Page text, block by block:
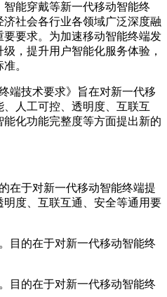
能穿戴等新一代移动智能终
社会各行业各领域广泛深度融
要求。为加速移动智能终端发
，提升用户智能化服务体验，
。
端技术要求》旨在对新一代移
人工可控、透明度、互联互
化功能完整度等方面提出新的
于对新一代移动智能终端提
度、互联互通、安全等通用要
的在于对新一代移动智能终
的在于对新一代移动智能终